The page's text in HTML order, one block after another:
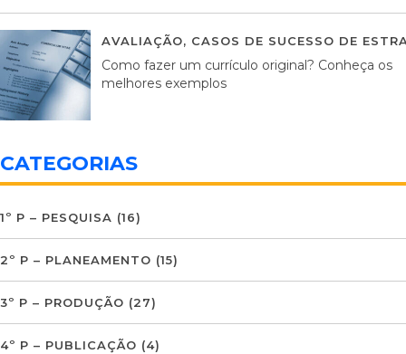
AVALIAÇÃO, CASOS DE SUCESSO DE
Como fazer um currículo original? Conheça os
melhores exemplos
CATEGORIAS
1º P – PESQUISA (16)
2º P – PLANEAMENTO (15)
3º P – PRODUÇÃO (27)
4º P – PUBLICAÇÃO (4)